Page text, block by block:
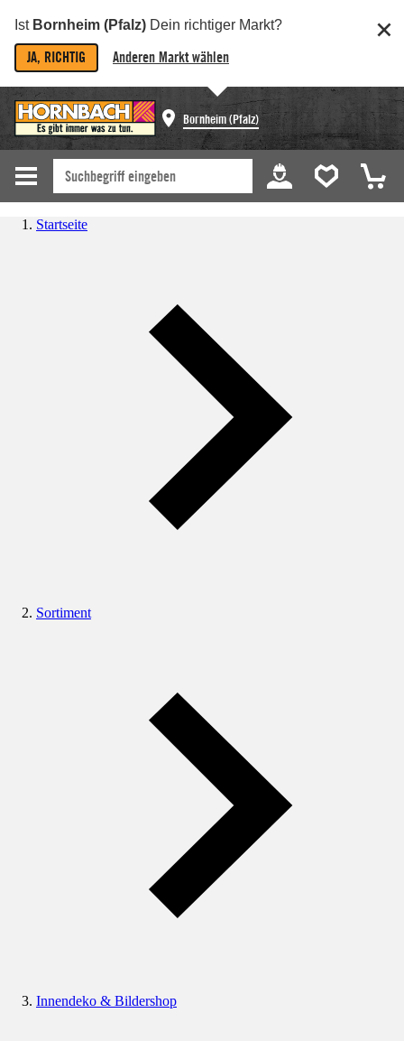
Ist Bornheim (Pfalz) Dein richtiger Markt?
JA, RICHTIG Anderen Markt wählen
Bornheim (Pfalz)
Startseite
Sortiment
Innendeko & Bildershop